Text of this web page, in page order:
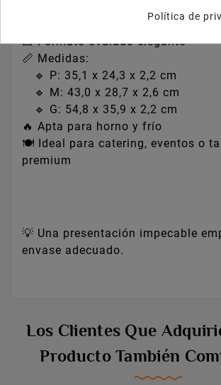
📐 Formato ovalado elegante
📏 Medidas:
🔹 P: 35,1 x 24,3 x 2,2 cm
🔹 M: 43,0 x 28,7 x 2,6 cm
🔹 G: 54,8 x 35,9 x 2,2 cm
🔥 Apta para horno y frío
🍽️ Ideal para catering, eventos o
premium
💡 Una presentación impecable
envase adecuado.
Los Clientes Que
Producto También
Política de